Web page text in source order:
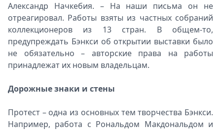
Александр Начкебия. – На наши письма он не
отреагировал. Работы взяты из частных собраний
коллекционеров из 13 стран. В общем-то,
предупреждать Бэнкси об открытии выставки было
не обязательно – авторские права на работы
принадлежат их новым владельцам.
Дорожные знаки и стены
Протест – одна из основных тем творчества Бэнкси.
Например, работа с Рональдом Макдональдом и